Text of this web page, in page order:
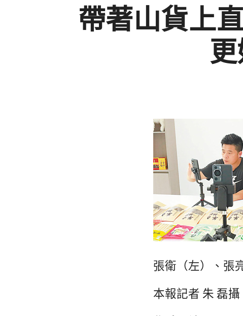
帶著山貨上
張衛（左）、張
本報記者 朱 磊攝